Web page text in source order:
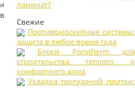
ламинат?
Свежие
Противомоскитные системы:
защита в любое время года
Блоки Porotherm для
строительства теплого и
комфортного дома
Укладка тротуарной плитки: